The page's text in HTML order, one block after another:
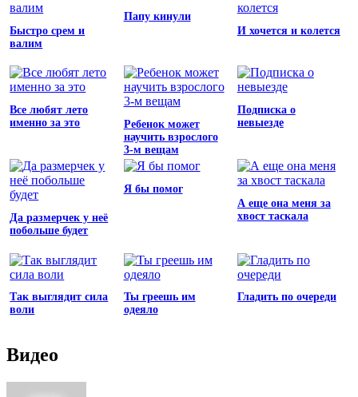
Быстро срем и
валим
Папу кинули
И хочется и колется
Все любят лето
именно за это
Ребенок может
научить взрослого
3-м вещам
Подписка о
невыезде
Да размерчек у неё
побольше будет
Я бы помог
А еще она меня за
хвост таскала
Так выглядит сила
воли
Ты греешь им
одеяло
Гладить по очереди
Видео